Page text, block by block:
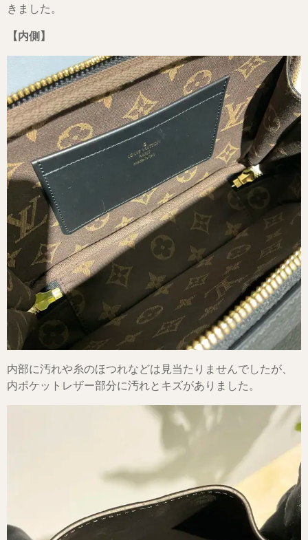
きました。
【内側】
内部に汚れや糸のほつれなどは見当たりませんでしたが、
内ポケットレザー部分に汚れとキズがありました。